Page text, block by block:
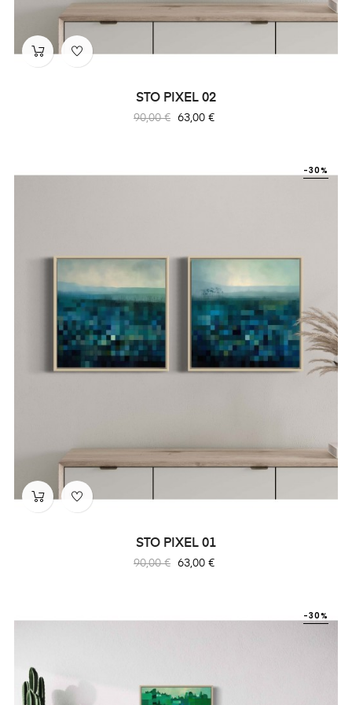
STO PIXEL 02
Prix
90,00 € Prix
63,00 €
STO PIXEL 01
Prix
90,00 €
-30%
Prix
63,00 €
-30%